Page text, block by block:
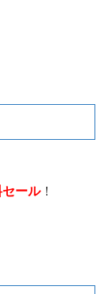
ール！